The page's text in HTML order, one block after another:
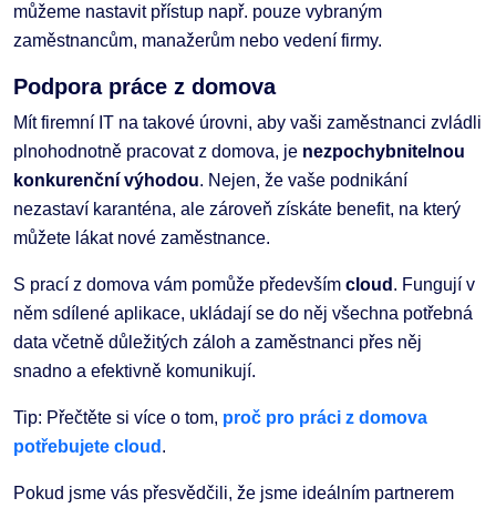
můžeme nastavit přístup např. pouze vybraným
zaměstnancům, manažerům nebo vedení firmy.
Podpora práce z domova
Mít firemní IT na takové úrovni, aby vaši zaměstnanci zvládli
plnohodnotně pracovat z domova, je nezpochybnitelnou
konkurenční výhodou. Nejen, že vaše podnikání
nezastaví karanténa, ale zároveň získáte benefit, na který
můžete lákat nové zaměstnance.
S prací z domova vám pomůže především cloud . Fungují v
něm sdílené aplikace, ukládají se do něj všechna potřebná
data včetně důležitých záloh a zaměstnanci přes něj
snadno a efektivně komunikují.
Tip: Přečtěte si více o tom, proč pro práci z domova
potřebujete cloud .
Pokud jsme vás přesvědčili, že jsme ideálním partnerem